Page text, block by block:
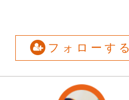
フォローする